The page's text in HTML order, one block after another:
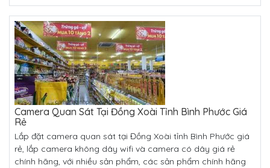
Camera Quan Sát Tại Đồng Xoài Tỉnh Bình Phước Giá
Rẻ
Lắp đặt camera quan sát tại Đồng Xoài tỉnh Bình Phước giá
rẻ, lắp camera không dây wifi và camera có dây giá rẻ
chính hãng, với nhiều sản phẩm, các sản phẩm chính hãng